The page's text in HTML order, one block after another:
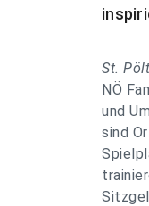
St.
NÖ
und
sind